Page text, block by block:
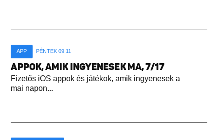
APP PÉNTEK 09:11
APPOK, AMIK INGYENESEK MA, 7/17
Fizetős iOS appok és játékok, amik ingyenesek a
mai napon...